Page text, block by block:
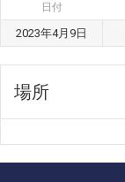
日付
2023年4月9日
場所